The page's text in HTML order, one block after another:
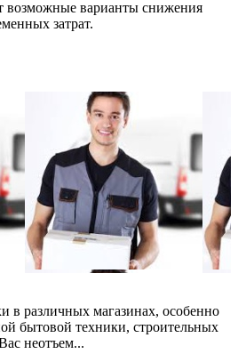
возможные варианты снижения
затрат.
в различных магазинах, особенно
бытовой техники, строительных
неотъем...